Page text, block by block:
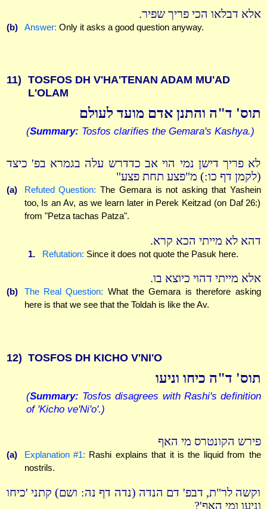
אלא דבלאו הכי פריך שפיר.
(b) Answer: Only it asks a good question anyway.
11) TOSFOS DH V'HA'TENAN ADAM MU'AD
L'OLAM
תוס' ד"ה והתנן אדם מועד לעולם
(Summary: Tosfos clarifies the Gemara's Kashya.)
לא פריך דישן נמי הוי אב כדדרש עלה בגמרא בפ' כיצד
(לקמן דף כו:) מ"פצע תחת פצע"
(a) Refuted Question: The Gemara is not asking that Yashein
too, Is an Av, as we learn later in Perek Keitzad (on Daf 26:)
from "Petza tachas Patza".
דהא לא מייתי הכא קרא.
1. Refutation: Since it does not quote the Pasuk here.
אלא מייתי דהוי כיוצא בו.
(b) The Real Question: What the Gemara is therefore asking
here is that we see that the Toldah is like the Av.
12) TOSFOS DH KICHO V'NI'O
תוס' ד"ה כיחו וניעו
(Summary: Tosfos disagrees with Rashi's definition
of 'Kicho ve'Ni'o'.)
פירש הקונטרס מי האף
(a) Explanation #1: Rashi explains that it is the liquid from the
nostrils.
וקשה לר"ת, דבפ' דם הנדה (נדה דף נה: ושם) קתני 'כיחו
וניעו ומי האף'?